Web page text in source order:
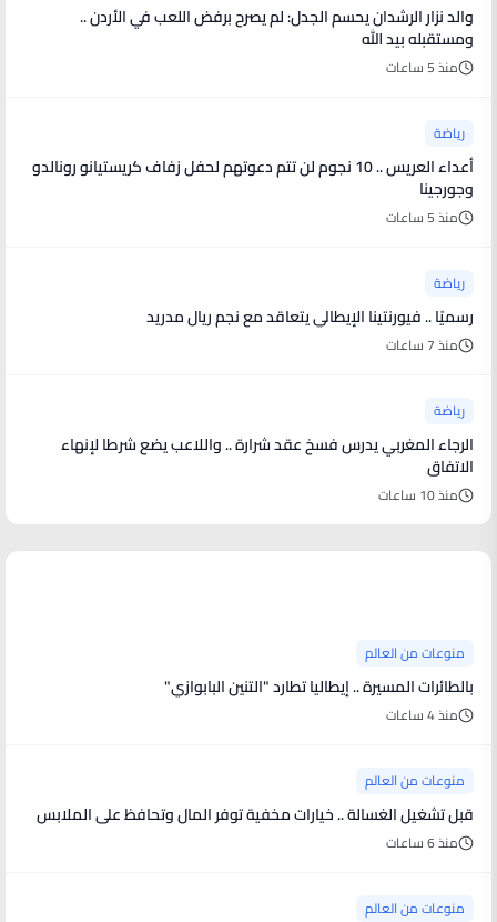
والد نزار الرشدان يحسم الجدل: لم يصرح برفض اللعب في الأردن ..
ومستقبله بيد الله
منذ 5 ساعات
رياضة
أعداء العريس .. 10 نجوم لن تتم دعوتهم لحفل زفاف كريستيانو رونالدو
وجورجينا
منذ 5 ساعات
رياضة
رسميًا .. فيورنتينا الإيطالي يتعاقد مع نجم ريال مدريد
منذ 7 ساعات
رياضة
الرجاء المغربي يدرس فسخ عقد شرارة .. واللاعب يضع شرطا لإنهاء
الاتفاق
منذ 10 ساعات
منوعات من العالم
بالطائرات المسيرة .. إيطاليا تطارد "التنين البابوازي"
منذ 4 ساعات
منوعات من العالم
قبل تشغيل الغسالة .. خيارات مخفية توفر المال وتحافظ على الملابس
منذ 6 ساعات
منوعات من العالم